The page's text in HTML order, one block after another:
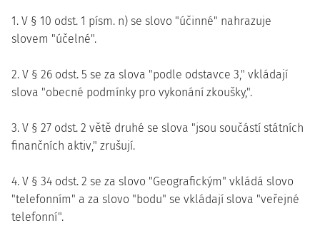
1. V § 10 odst. 1 písm. n) se slovo "účinné" nahrazuje
slovem "účelné".
2. V § 26 odst. 5 se za slova "podle odstavce 3," vkládají
slova "obecné podmínky pro vykonání zkoušky,".
3. V § 27 odst. 2 větě druhé se slova "jsou součástí státních
finančních aktiv," zrušují.
4. V § 34 odst. 2 se za slovo "Geografickým" vkládá slovo
"telefonním" a za slovo "bodu" se vkládají slova "veřejné
telefonní".